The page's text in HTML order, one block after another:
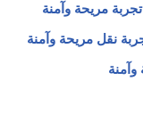
مريحة وآمنة
نقل مريحة وآمنة